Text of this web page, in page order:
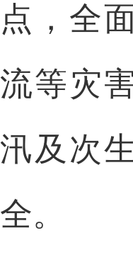
点，全
流等灾
汛及次
全。